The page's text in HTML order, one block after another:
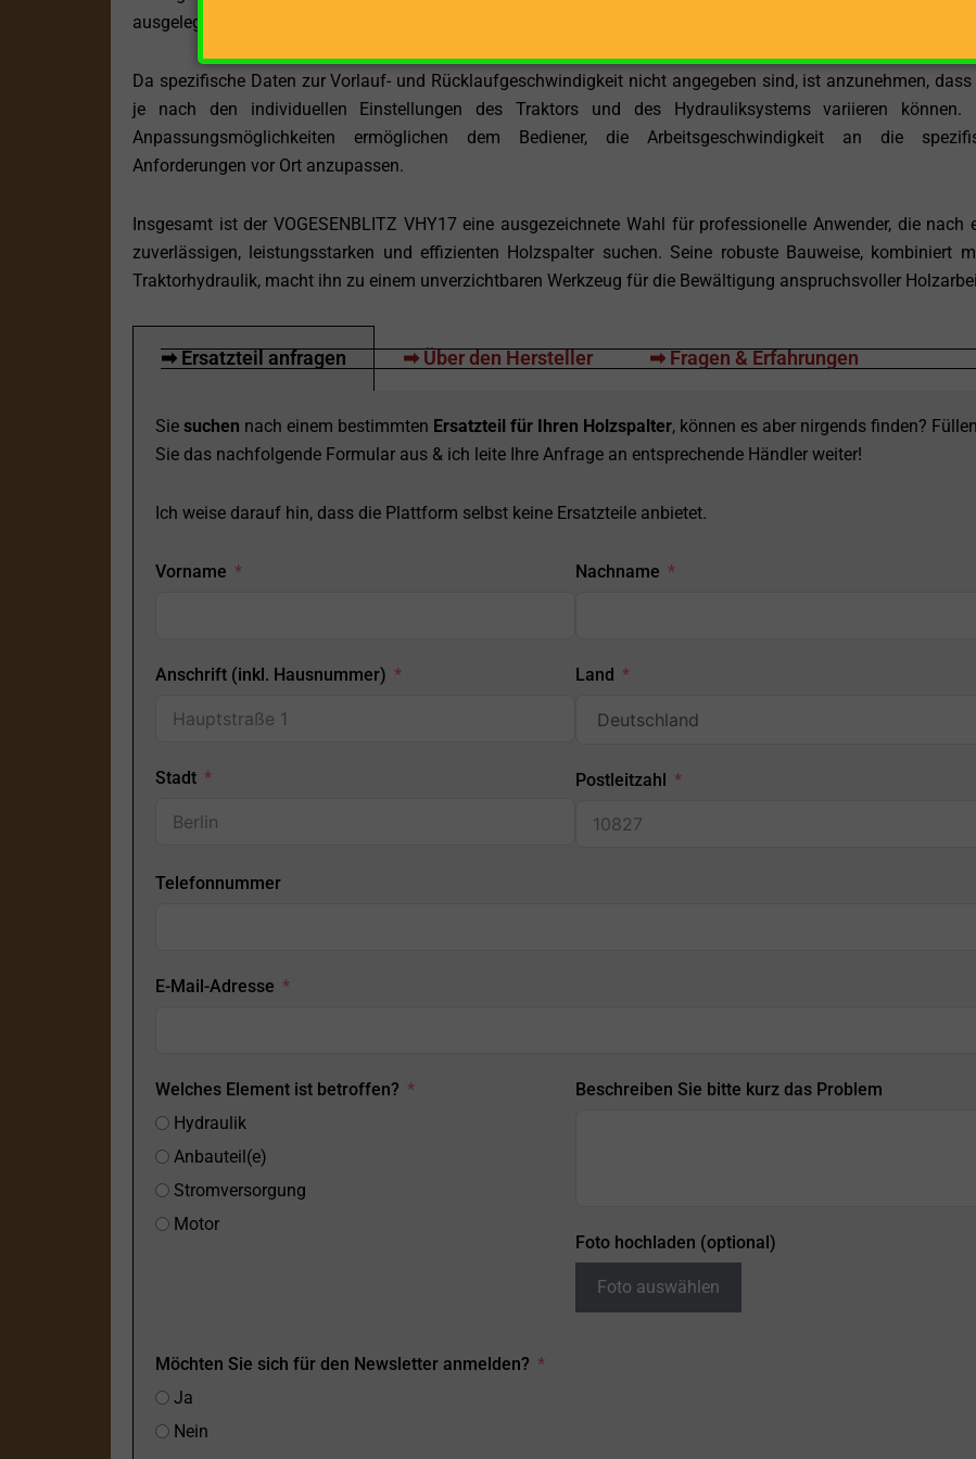
ausgelegt, den täglichen Beanspruchungen standzuhalten und eine lange Lebensdauer zu gewährleisten.
Da spezifische Daten zur Vorlauf- und Rücklaufgeschwindigkeit nicht angegeben sind, ist anzunehmen, dass
je nach den individuellen Einstellungen des Traktors und des Hydrauliksystems variieren können.
Anpassungsmöglichkeiten ermöglichen dem Bediener, die Arbeitsgeschwindigkeit an die
Anforderungen vor Ort anzupassen.
Insgesamt ist der VOGESENBLITZ VHY17 eine ausgezeichnete Wahl für professionelle Anwender, die nach
zuverlässigen, leistungsstarken und effizienten Holzspalter suchen. Seine robuste Bauweise, kombiniert
Traktorhydraulik, macht ihn zu einem unverzichtbaren Werkzeug für die Bewältigung anspruchsvoller
➡ Ersatzteil anfragen ➡ Über den Hersteller ➡ Fragen & Erfahrungen
Sie suchen nach einem bestimmten Ersatzteil für Ihren Holzspalter, können es aber nirgends finden? Füllen
Sie das nachfolgende Formular aus & ich leite Ihre Anfrage an entsprechende Händler weiter!
Ich weise darauf hin, dass die Plattform selbst keine Ersatzteile anbietet.
Vorname Nachname
Anschrift (inkl. Hausnummer)
Stadt
Land
Postleitzahl
Telefonnummer
E-Mail-Adresse
Welches Element ist betroffen?
Hydraulik
Anbauteil(e)
Stromversorgung
Motor
Beschreiben Sie bitte kurz das Problem
Foto hochladen (optional)
Foto auswählen
Möchten Sie sich für den Newsletter anmelden?
Ja
Nein